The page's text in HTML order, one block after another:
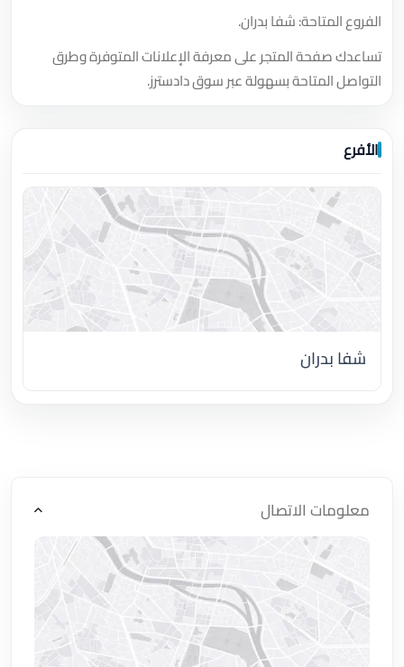
الفروع المتاحة: شفا بدران.
تساعدك صفحة المتجر على معرفة الإعلانات المتوفرة وطرق
التواصل المتاحة بسهولة عبر سوق دادسترز.
الأفرع
شفا بدران
معلومات الاتصال